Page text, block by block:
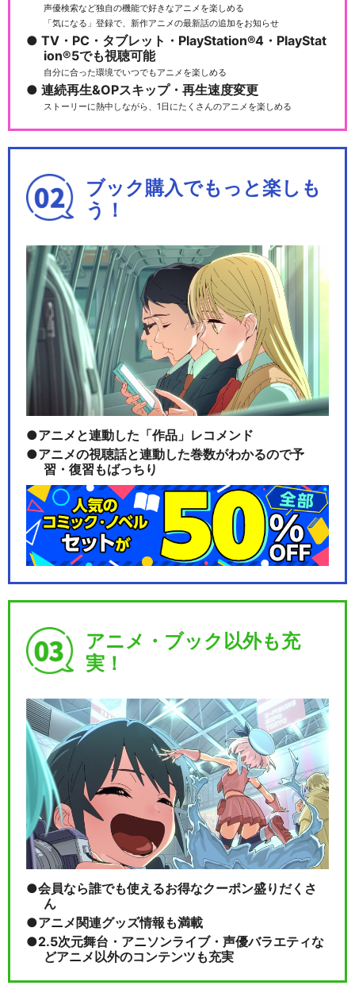
声優検索など独自の機能で好きなアニメを楽しめる
「気になる」登録で、新作アニメの最新話の追加をお知らせ
TV・PC・タブレット・PlayStation®4・PlayStat
ion®5でも視聴可能
自分に合った環境でいつでもアニメを楽しめる
連続再生&OPスキップ・再生速度変更
ストーリーに熱中しながら、1日にたくさんのアニメを楽しめる
ブック購入でもっと楽しも
う！
アニメと連動した「作品」レコメンド
アニメの視聴話と連動した巻数がわかるので予
習・復習もばっちり
アニメ・ブック以外も充
実！
会員なら誰でも使えるお得なクーポン盛りだくさ
ん
アニメ関連グッズ情報も満載
2.5次元舞台・アニソンライブ・声優バラエティな
どアニメ以外のコンテンツも充実